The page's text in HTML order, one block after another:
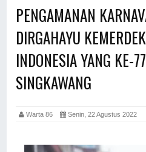
PENGAMANAN
DIRGAHAYU
INDONESIA YANG KE-
SINGKAWANG
Warta 86 Senin, 22 Agustus 2022